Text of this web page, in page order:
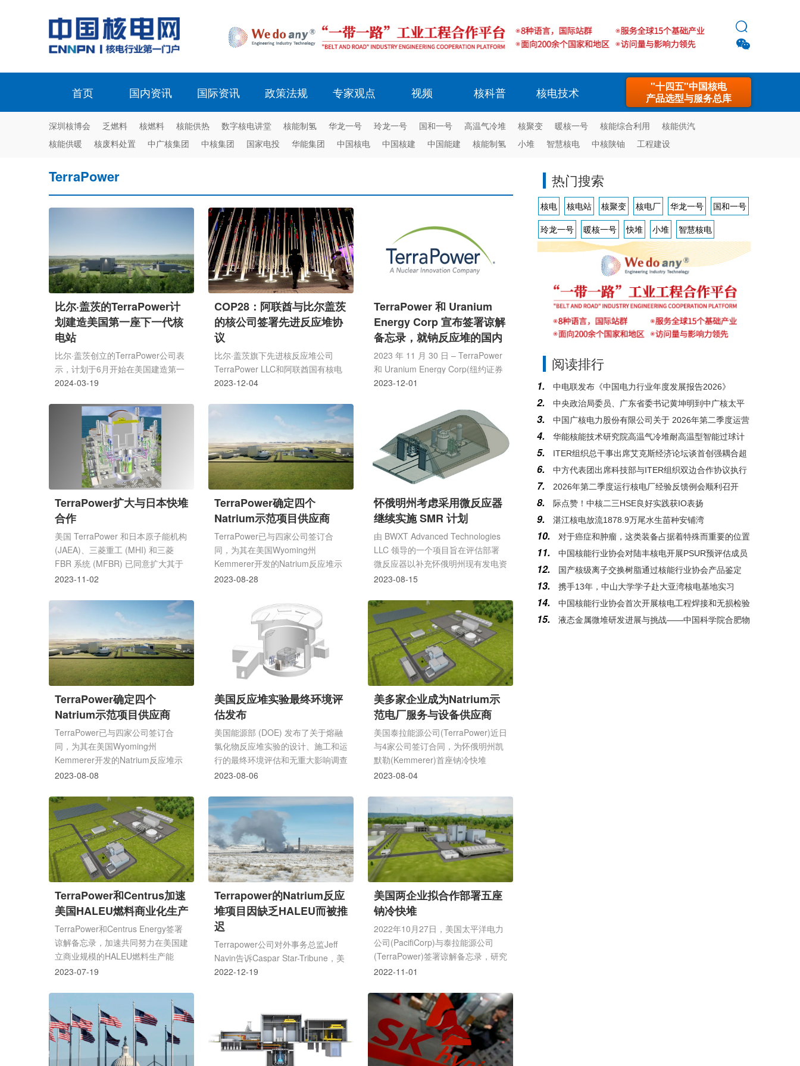


首页 国内资讯 国际资讯 政策法规 专家观点 视频 核科普 核电技术
"十四五"中国核电
产品选型与服务总库
深圳核博会 乏燃料 核燃料 核能供热 数字核电讲堂 核能制氢 华龙一号 玲龙一号 国和一号 高温气冷堆 核聚变 暖核一号 核能综合利用
核能供汽
核能供暖
核废料处置 中广核集团 中核集团 国家电投 华能集团 中国核电 中国核建 中国能建 核能制氢 小堆 智慧核电 中核陕铀 工程建设
TerraPower
比尔·盖茨的TerraPower计
划建造美国第一座下一代核
电站
比尔·盖茨创立的TerraPower公司表
示，计划于6月开始在美国建造第一
座新一代核电站，加入开发和出口低
2024-03-19
COP28：阿联酋与比尔盖茨
的核公司签署先进反应堆协
议
比尔·盖茨旗下先进核反应堆公司
TerraPower LLC和阿联酋国有核电
公司ENEC周一表示，他们已同意研
2023-12-04
TerraPower 和 Uranium
Energy Corp 宣布签署谅解
备忘录，就钠反应堆的国内
铀燃料供应进行合作
2023 年 11 月 30 日 – TerraPower
和 Uranium Energy Corp(纽约证券
交易所美国股票代码：UEC，“公
忘录(“MOU”)，旨在重建国内铀燃料
供应链。该谅解备忘录将使
TerraPower 和 UEC 能够探索
TerraPower 首创 Natrium™ 反应堆
1和储能系统的潜在铀供应。
2023-12-01
TerraPower扩大与日本快堆
合作
美国 TerraPower 和日本原子能机构
(JAEA)、三菱重工 (MHI) 和三菱
FBR 系统 (MFBR) 已同意扩大其于
2022 年 1 月签署的现有谅解备忘
2023-11-02
TerraPower确定四个
Natrium示范项目供应商
TerraPower已与四家公司签订合
同，为其在美国Wyoming州
Kemmerer开发的Natrium反应堆示
范项目提供服务和设备供应。
2023-08-28
怀俄明州考虑采用微反应器
继续实施 SMR 计划
由 BWXT Advanced Technologies
LLC 领导的一个项目旨在评估部署
微反应器以补充怀俄明州现有发电资
源的可行性，该项目将成为州拨款计
但 TerraPower 公司申请在该州建造
Natrium 反应堆的施工许可证的划已
经推迟了五个月。
2023-08-15
TerraPower确定四个
Natrium示范项目供应商
TerraPower已与四家公司签订合
同，为其在美国Wyoming州
Kemmerer开发的Natrium反应堆示
范项目提供服务和设备供应。
2023-08-08
美国反应堆实验最终环境评
估发布
美国能源部 (DOE) 发布了关于熔融
氯化物反应堆实验的设计、施工和运
行的最终环境评估和无重大影响调查
结果草案 (FONSI)，该实验将由南
达荷国家实验室（INL）建造。
2023-08-06
美多家企业成为Natrium示
范电厂服务与设备供应商
美国泰拉能源公司(TerraPower)近日
与4家公司签订合同，为怀俄明州凯
默勒(Kemmerer)首座钠冷快堆
Natrium示范电厂建设项目提供服务
Natrium工程模拟器提供软件平台和
工程服务;James Fisher技术公司负
责设计和建造一个注铸炉系统，该系
统将示范注铸炉工艺的基本功
能;BWXT加拿大有限公司(BWXT
Canada)将设计中间热交换
器;Curtiss-Wright流量控制公司将开
发反应堆保护系统。
2023-08-04
TerraPower和Centrus加速
美国HALEU燃料商业化生产
TerraPower和Centrus Energy签署
谅解备忘录，加速共同努力在美国建
立商业规模的HALEU燃料生产能
力。
2023-07-19
Terrapower的Natrium反应
堆项目因缺乏HALEU而被推
迟
Terrapower公司对外事务总监Jeff
Navin告诉Caspar Star-Tribune，美
国Terrapower公司拟在怀俄明州西
后，为反应堆提供燃料所需的高化验
低浓缩铀(HALEU)的供应现在成了疑
问。
2022-12-19
美国两企业拟合作部署五座
钠冷快堆
2022年10月27日，美国太平洋电力
公司(PacifiCorp)与泰拉能源公司
(TerraPower)签署谅解备忘录，研究
合作部署五座钠冷快堆。根据两家公
座即将退役的燃煤电厂。
2022-11-01
热门搜索
核电 核电站 核聚变 核电厂 华龙一号
国和一号
玲龙一号
暖核一号 快堆 小堆 智慧核电
阅读排行
1. 中电联发布《中国电力行业年度发展报告2026》
2.
中央政治局委员、广东省委书记黄坤明到中广核太平
岭核电基地调研
3.
中国广核电力股份有限公司关于 2026年第二季度运营
情况的公告
4.
华能核能技术研究院高温气冷堆耐高温型智能过球计
数器系统研发与应用通过科技成果鉴定
5.
ITER组织总干事出席艾克斯经济论坛谈首创强耦合超
大型工程的复杂性管控
6.
中方代表团出席科技部与ITER组织双边合作协议执行
情况2026年度会议
7. 2026年第二季度运行核电厂经验反馈例会顺利召开
8. 际点赞！中核二三HSE良好实践获IO表扬
9. 湛江核电放流1878.9万尾水生苗种安铺湾
10. 对于癌症和肿瘤，这类装备占据着特殊而重要的位置
11.
中国核能行业协会对陆丰核电开展PSUR预评估成员
支持活动
12. 国产核级离子交换树脂通过核能行业协会产品鉴定
13. 携手13年，中山大学学子赴大亚湾核电基地实习
14.
中国核能行业协会首次开展核电工程焊接和无损检验
质量管控专项评估
15.
液态金属微堆研发进展与挑战——中国科学院合肥物